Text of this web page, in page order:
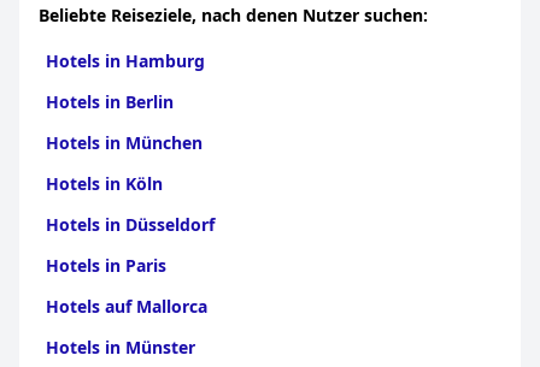
Beliebte Reiseziele, nach denen Nutzer suchen:
Hotels in Hamburg
Hotels in Berlin
Hotels in München
Hotels in Köln
Hotels in Düsseldorf
Hotels in Paris
Hotels auf Mallorca
Hotels in Münster